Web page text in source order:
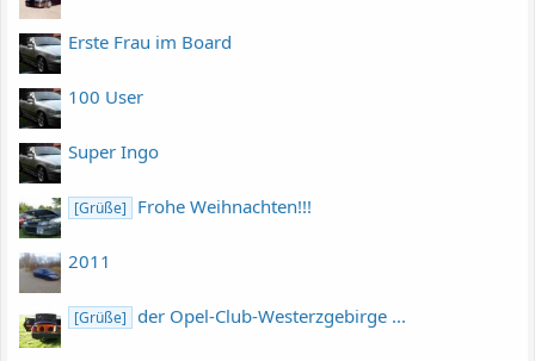
Erste Frau im Board
100 User
Super Ingo
[Grüße] Frohe Weihnachten!!!
2011
[Grüße] der Opel-Club-Westerzgebirge ...